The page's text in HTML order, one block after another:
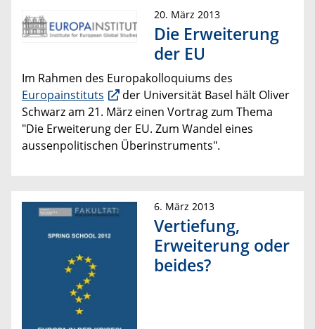
20. März 2013
Die Erweiterung
der EU
Im Rahmen des Europakolloquiums des
Europainstituts
der Universität Basel hält Oliver
Schwarz am 21. März einen Vortrag zum Thema
"Die Erweiterung der EU. Zum Wandel eines
aussenpolitischen Überinstruments".
6. März 2013
Vertiefung,
Erweiterung oder
beides?